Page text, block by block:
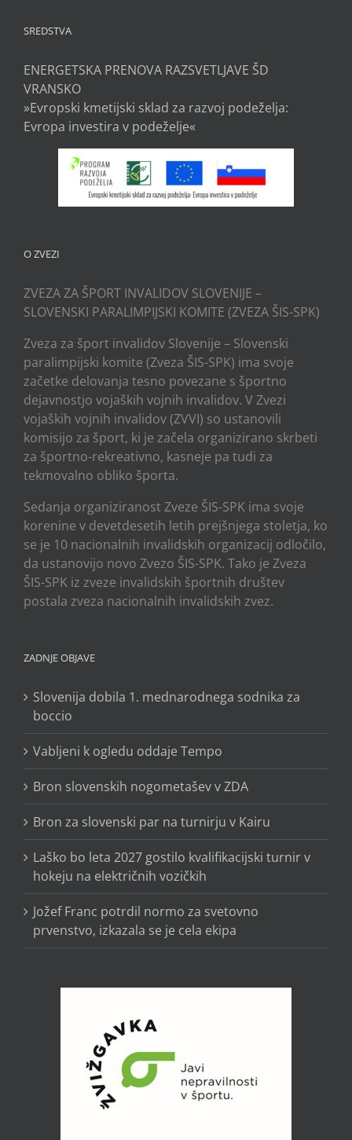
SREDSTVA
ENERGETSKA PRENOVA RAZSVETLJAVE ŠD
VRANSKO
»Evropski kmetijski sklad za razvoj podeželja:
Evropa investira v podeželje«
O ZVEZI
ZVEZA ZA ŠPORT INVALIDOV SLOVENIJE –
SLOVENSKI PARALIMPIJSKI KOMITE (ZVEZA ŠIS-SPK)
Zveza za šport invalidov Slovenije – Slovenski
paralimpijski komite (Zveza ŠIS-SPK) ima svoje
začetke delovanja tesno povezane s športno
dejavnostjo vojaških vojnih invalidov. V Zvezi
vojaških vojnih invalidov (ZVVI) so ustanovili
komisijo za šport, ki je začela organizirano skrbeti
za športno-rekreativno, kasneje pa tudi za
tekmovalno obliko športa.
Sedanja organiziranost Zveze ŠIS-SPK ima svoje
korenine v devetdesetih letih prejšnjega stoletja, ko
se je 10 nacionalnih invalidskih organizacij odločilo,
da ustanovijo novo Zvezo ŠIS-SPK. Tako je Zveza
ŠIS-SPK iz zveze invalidskih športnih društev
postala zveza nacionalnih invalidskih zvez.
ZADNJE OBJAVE
Slovenija dobila 1. mednarodnega sodnika za
boccio
Vabljeni k ogledu oddaje Tempo
Bron slovenskih nogometašev v ZDA
Bron za slovenski par na turnirju v Kairu
Laško bo leta 2027 gostilo kvalifikacijski turnir v
hokeju na električnih vozičkih
Jožef Franc potrdil normo za svetovno
prvenstvo, izkazala se je cela ekipa